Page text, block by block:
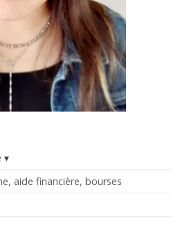
aide financière, bourses